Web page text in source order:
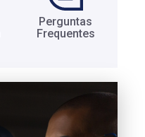
Perguntas
Frequentes​